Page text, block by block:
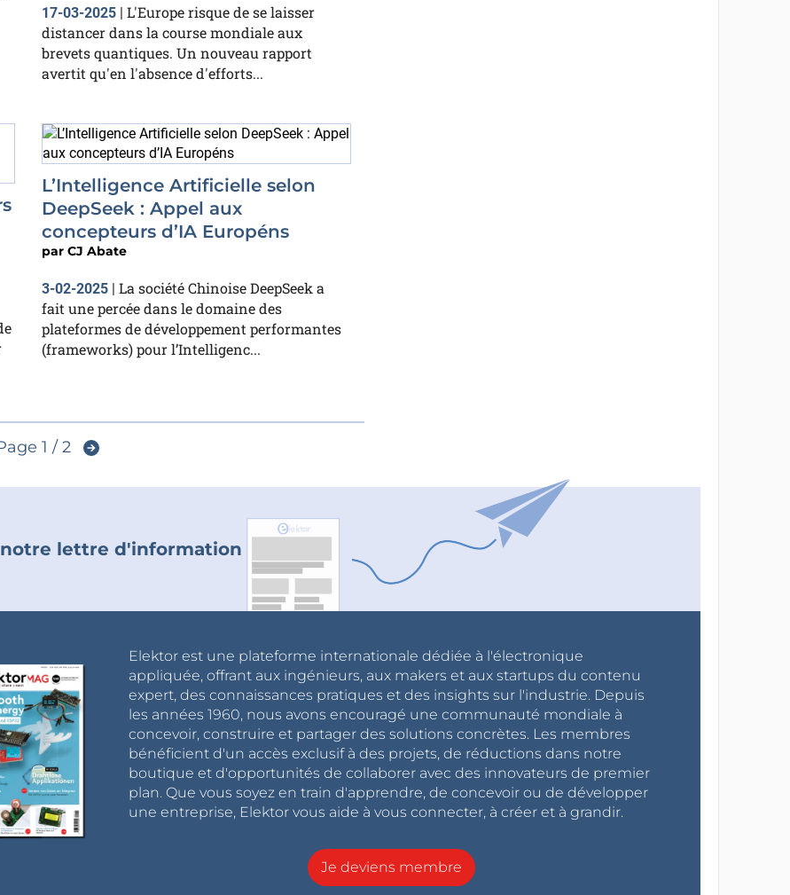
17-03-2025 | L'Europe risque de se laisser
distancer dans la course mondiale aux
brevets quantiques. Un nouveau rapport
avertit qu'en l'absence d'efforts...
L’Intelligence Artificielle selon
DeepSeek : Appel aux
concepteurs d’IA Européns
par CJ Abate
3-02-2025 | La société Chinoise DeepSeek a
fait une percée dans le domaine des
plateformes de développement performantes
(frameworks) pour l’Intelligenc...
1 / 2
lettre d'information
Elektor est une plateforme internationale dédiée à l'électronique
appliquée, offrant aux ingénieurs, aux makers et aux startups du contenu
expert, des connaissances pratiques et des insights sur l'industrie. Depuis
les années 1960, nous avons encouragé une communauté mondiale à
concevoir, construire et partager des solutions concrètes. Les membres
bénéficient d'un accès exclusif à des projets, de réductions dans notre
boutique et d'opportunités de collaborer avec des innovateurs de premier
plan. Que vous soyez en train d'apprendre, de concevoir ou de développer
une entreprise, Elektor vous aide à vous connecter, à créer et à grandir.
Je deviens membre